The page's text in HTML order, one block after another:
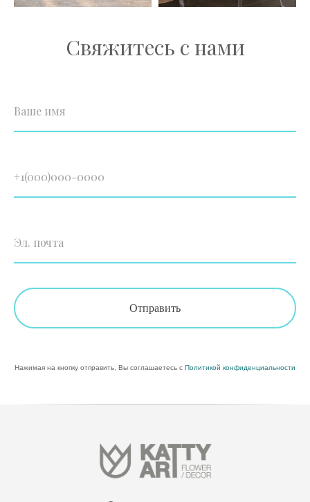
Свяжитесь с нами
Ваше имя
+1(000)000-0000
Эл. почта
Отправить
Нажимая на кнопку отправить, Вы соглашаетесь с Политикой конфиденциальности